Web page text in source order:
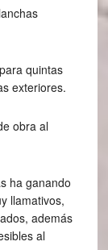
quintas
exteriores.
obra al
ha ganando
llamativos,
además
al